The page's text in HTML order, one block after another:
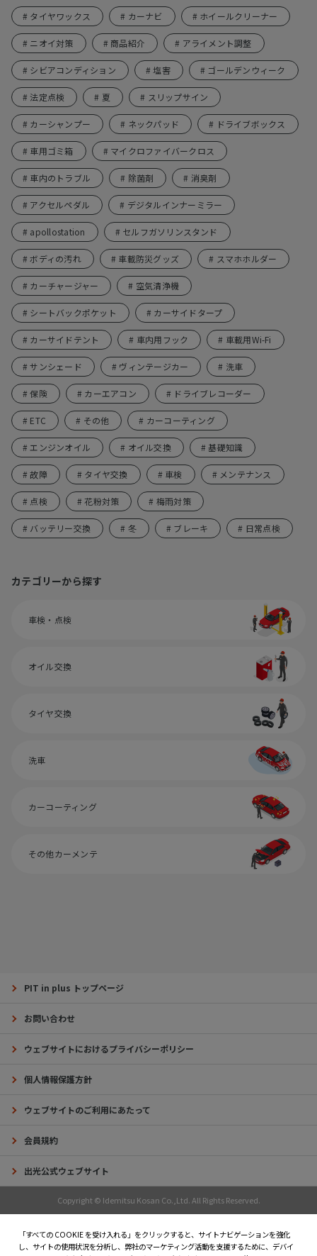
# タイヤワックス # カーナビ # ホイールクリーナー
# ニオイ対策 # 商品紹介 # アライメント調整
# シビアコンディション # 塩害 # ゴールデンウィーク
# 法定点検 # 夏 # スリップサイン
# カーシャンプー # ネックパッド # ドライブボックス
# 車用ゴミ箱 # マイクロファイバークロス
# 車内のトラブル # 除菌剤 # 消臭剤
# アクセルペダル # デジタルインナーミラー
# apollostation # セルフガソリンスタンド
# ボディの汚れ # 車載防災グッズ # スマホホルダー
# カーチャージャー # 空気清浄機
# シートバックポケット # カーサイドタープ
# カーサイドテント # 車内用フック # 車載用Wi-Fi
# サンシェード # ヴィンテージカー # 洗車
# 保険 # カーエアコン # ドライブレコーダー
# ETC # その他 # カーコーティング
# エンジンオイル # オイル交換 # 基礎知識
# 故障 # タイヤ交換 # 車検 # メンテナンス
# 点検 # 花粉対策 # 梅雨対策
# バッテリー交換 # 冬 # ブレーキ # 日常点検
カテゴリーから探す
車検・点検
オイル交換
タイヤ交換
洗車
カーコーティング
その他カーメンテ
PIT in plus トップページ
お問い合わせ
ウェブサイトにおけるプライバシーポリシー
個人情報保護方針
ウェブサイトのご利用にあたって
会員規約
出光公式ウェブサイト
Copyright © Idemitsu Kosan Co.,Ltd. All Rights Reserved.
「すべての COOKIE を受け入れる」をクリックすると、サイトナビゲーションを強化
し、サイトの使用状況を分析し、弊社のマーケティング活動を支援するために、デバイ